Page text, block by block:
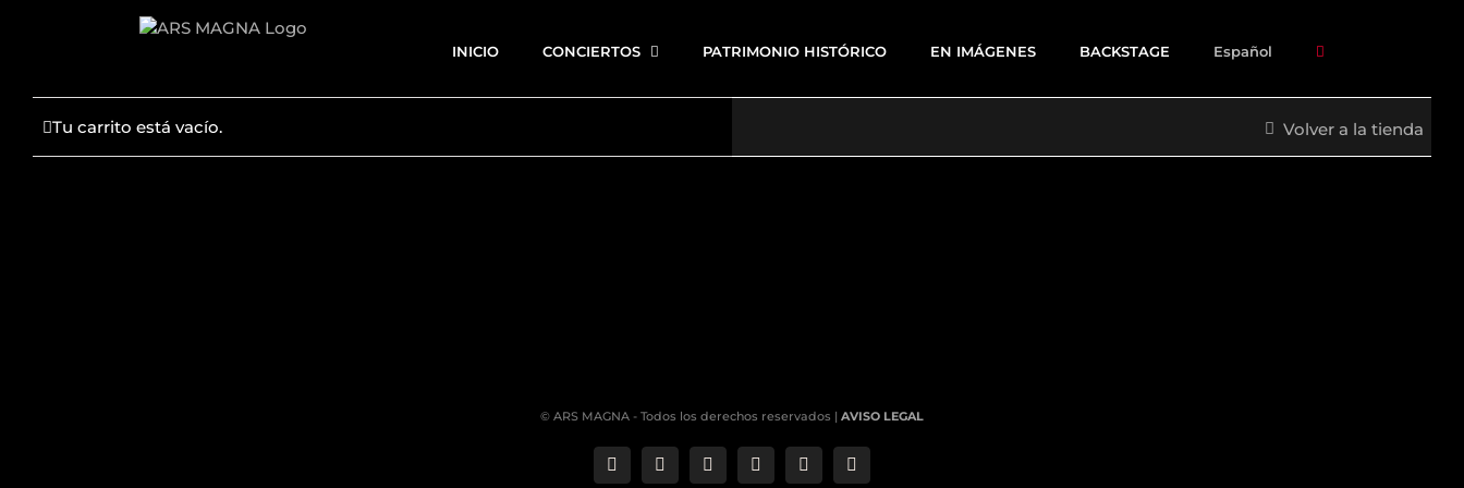
INICIO CONCIERTOS PATRIMONIO HISTÓRICO EN IMÁGENES BACKSTAGE Español
Tu carrito está vacío. Volver a la tienda
© ARS MAGNA - Todos los derechos reservados | AVISO LEGAL
CorreoPhone LinkedInYouTubeFacebookInstagram